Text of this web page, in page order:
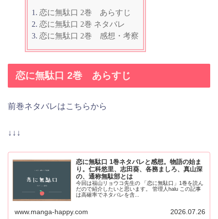
恋に無駄口 2巻 あらすじ
恋に無駄口 2巻 ネタバレ
恋に無駄口 2巻 感想・考察
恋に無駄口 2巻 あらすじ
前巻ネタバレはこちらから
↓↓↓
恋に無駄口 1巻ネタバレと感想。物語の始ま
り。仁科悠里、志田葵、各務ましろ、真山深
の、通称無駄部とは
今回は福山リョウコ先生の 「恋に無駄口」1巻を読ん
だので紹介したいと思います。 管理人halu この記事
は高確率でネタバレを含...
www.manga-happy.com 2026.07.26